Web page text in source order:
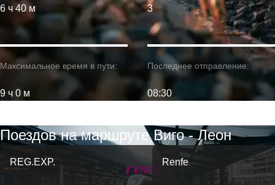
6 ч 40 м
Максимальное время в пути:
9 ч 0 м
3
Последнее отправление:
08:30
Поездов на маршруте Виго - Леон
REG.EXP. Renfe